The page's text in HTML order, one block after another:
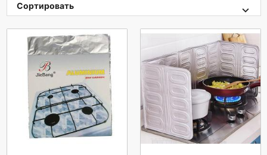
Сортировать